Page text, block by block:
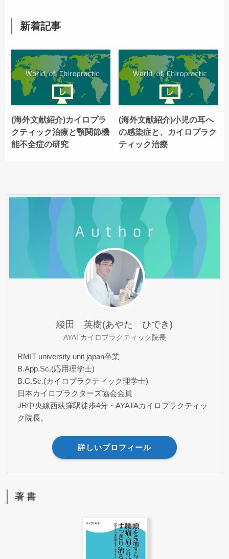
新着記事
(海外文献紹介)カイロプラ
クティック治療と顎関節機
能不全症の研究
(海外文献紹介)小児の耳へ
の感染症と、カイロプラク
ティック治療
綾田 英樹(あやた ひでき)
AYATカイロプラクティック院長
RMIT university unit japan卒業
B.App.Sc.(応用理学士)
B.C.Sc.(カイロプラクティック理学士)
日本カイロプラクターズ協会会員
JR中央線西荻窪駅徒歩4分・AYATAカイロプラクティッ
ク院長。
詳しいプロフィール
著 書